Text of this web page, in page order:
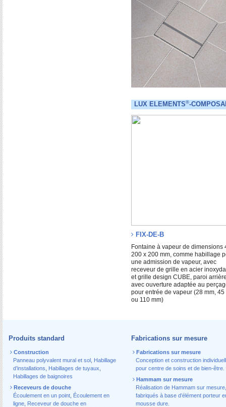
LUX ELEMENTS®-
FIX-DE-B
Fontaine à vapeur de dimensions
200 x 200 mm, comme habillage
une admission de vapeur, avec
receveur de grille en acier
et grille design CUBE, paroi
avec ouverture adaptée au
pour entrée de vapeur (28 mm, 45
ou 110 mm)
Produits standard
Construction
Panneau polyvalent mural et sol Habillage
d’installations
Habillages de tuyaux
Habillages de baignoires
Receveurs de douche
Écoulement en un point Écoulement en
ligne Receveur de douche en
Fabrications sur mesure
Fabrications sur mesure
Conception et construction
pour centre de soins et de bien-être.
Hammam sur mesure
Réalisation de Hammam sur mesure,
fabriqués à base d’élément porteur
mousse dure.